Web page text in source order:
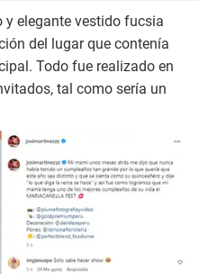
elegante vestido fucsia
del lugar que contenía
Todo fue realizado en
tal como sería un